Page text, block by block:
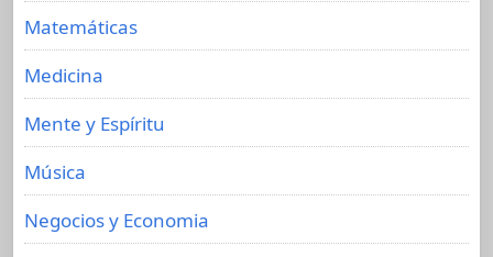
Matemáticas
Medicina
Mente y Espíritu
Música
Negocios y Economia